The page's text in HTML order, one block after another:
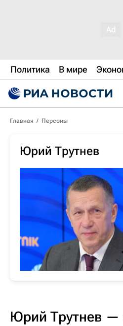
Политика В мире
Главная / Персоны
Юрий Трутнев
Юрий Трутнев —